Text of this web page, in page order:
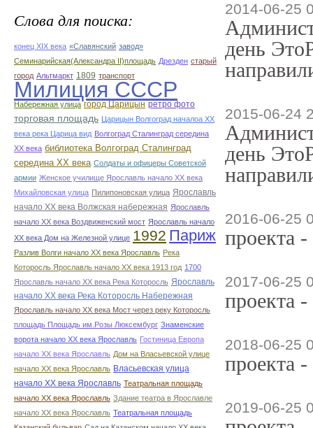
Слова для поиска:
конец ХІХ века «Славянский завод»
Семинарийская(Александра II)площадь Дрезден старый
город Альтмаркт 1809 транспорт
Милиция СССР
Набережная улица город Царицын ретро фото
торговая площадь Царицын Волгоград началоа ХХ
века река Царица вид Волгоград Сталинград середина
ХХ века библиотека Волгоград Сталинград
середина ХХ века Солдаты и офицеры Советской
армии Женское училище Ярославль начало ХХ века
Михайловская улица Пилипоновская улица Ярославль
начало ХХ века Волжская набережная Ярославль
начало ХХ века Воздвиженский мост Ярославль начало
ХХ века Дом на Железной улице 1992 Париж
Разлив Волги начало ХХ века Ярославль Река
Которосль Ярославль начало ХХ века 1913 год 1700
Ярославль начало ХХ века Река Которосль Ярославль
начало ХХ века Река Которосль Набережная
Ярославль начало ХХ века Мост через реку Которосль
площадь Площадь им.Розы Люксембург Знаменские
ворота начало ХХ века Ярославль Гостиница Европа
начало ХХ века Ярославль Дом на Власьевской улице
начало ХХ века Ярославль Власьевская улица
начало ХХ века Ярославль Театральная площадь
начало ХХ века Ярославль Здание театра в Ярославле
начало ХХ века Ярославль Театральная площадь
2014-06-25
день
2015-06-24
день
2016-06-25
проекта
2017-06-25
проекта
2018-06-25
проекта
2019-06-25